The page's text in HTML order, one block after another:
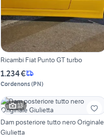
Ricambi Fiat Punto GT turbo
1.234 €
Cordenons(PN)
13
Dam posteriore tutto nero Originale
Giulietta